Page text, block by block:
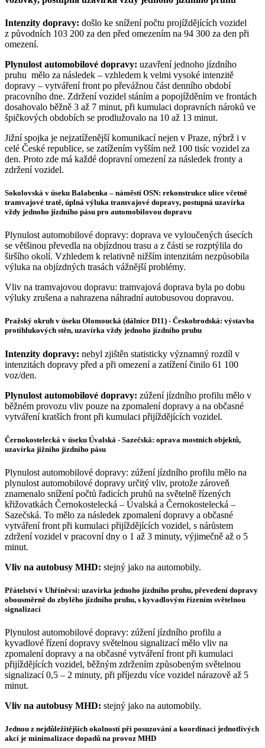
Intenzity dopravy: došlo ke snížení počtu projíždějících vozidel
z původních 103 200 za den před omezením na 94 300 za den při
omezení.
Plynulost automobilové dopravy: uzavření jednoho jízdního
pruhu mělo za následek – vzhledem k velmi vysoké intenzitě
dopravy – vytváření front po převážnou část denního období
pracovního dne. Zdržení vozidel stáním a popojížděním ve frontách
dosahovalo běžně 3 až 7 minut, při kumulaci dopravních nároků ve
špičkových obdobích se prodlužovalo na 10 až 13 minut.
Jižní spojka je nejzatíženější komunikací nejen v Praze, nýbrž i v
celé České republice, se zatížením vyšším než 100 tisíc vozidel za
den. Proto zde má každé dopravní omezení za následek fronty a
zdržení vozidel.
Sokolovská v úseku Balabenka – náměstí OSN: rekonstrukce ulice včetně
tramvajové tratě, úplná výluka tramvajové dopravy, postupná uzavírka
vždy jednoho jízdního pásu pro automobilovou dopravu
Plynulost automobilové dopravy: doprava ve vyloučených úsecích
se většinou převedla na objízdnou trasu a z části se rozptýlila do
širšího okolí. Vzhledem k relativně nižším intenzitám nezpůsobila
výluka na objízdných trasách vážnější problémy.
Vliv na tramvajovou dopravu: tramvajová doprava byla po dobu
výluky zrušena a nahrazena náhradní autobusovou dopravou.
Pražský okruh v úseku Olomoucká (dálnice D11) - Českobrodská: výstavba
protihlukových stěn, uzavírka vždy jednoho jízdního pruhu
Intenzity dopravy: nebyl zjištěn statisticky významný rozdíl v
intenzitách dopravy před a při omezení a zatížení činilo 61 100
voz/den.
Plynulost automobilové dopravy: zúžení jízdního profilu mělo v
běžném provozu vliv pouze na zpomalení dopravy a na občasné
vytváření kratších front při kumulaci přijíždějících vozidel.
Černokostelecká v úseku Úvalská - Sazečská: oprava mostních objektů,
uzavírka jižního jízdního pásu
Plynulost automobilové dopravy: zúžení jízdního profilu mělo na
plynulost automobilové dopravy určitý vliv, protože zároveň
znamenalo snížení počtů řadicích pruhů na světelně řízených
křižovatkách Černokostelecká – Úvalská a Černokostelecká –
Sazečská. To mělo za následek zpomalení dopravy a občasné
vytváření front při kumulaci přijíždějících vozidel, s nárůstem
zdržení vozidel v pracovní dny o 1 až 3 minuty, výjimečně až o 5
minut.
Vliv na autobusy MHD: stejný jako na automobily.
Přátelství v Uhříněvsi: uzavírka jednoho jízdního pruhu, převedení dopravy
obousměrně do zbylého jízdního pruhu, s kyvadlovým řízením světelnou
signalizací
Plynulost automobilové dopravy: zúžení jízdního profilu a
kyvadlové řízení dopravy světelnou signalizací mělo vliv na
zpomalení dopravy a na občasné vytváření front při kumulaci
přijíždějících vozidel, běžným zdržením způsobeným světelnou
signalizací 0,5 – 2 minuty, při příjezdu více vozidel nárazově až 5
minut.
Vliv na autobusy MHD: stejný jako na automobily.
Jednou z nejdůležitějších okolností při posuzování a koordinaci jednotlivých
akcí je minimalizace dopadů na provoz MHD